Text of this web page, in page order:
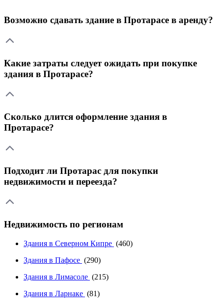
Возможно сдавать здание в Протарасе в аренду?
Какие затраты следует ожидать при покупке
здания в Протарасе?
Сколько длится оформление здания в
Протарасе?
Подходит ли Протарас для покупки
недвижимости и переезда?
Недвижимость по регионам
Здания в Северном Кипре (460)
Здания в Пафосе (290)
Здания в Лимасоле (215)
Здания в Ларнаке (81)